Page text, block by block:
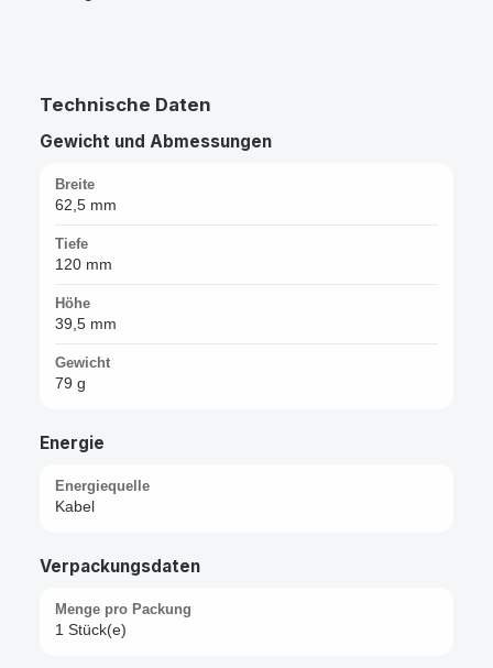
Technische Daten
Gewicht und Abmessungen
Breite
62,5 mm
Tiefe
120 mm
Höhe
39,5 mm
Gewicht
79 g
Energie
Energiequelle
Kabel
Verpackungsdaten
Menge pro Packung
1 Stück(e)